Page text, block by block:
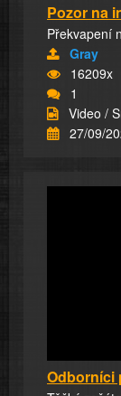
Pozor na
Překvapení
Gray
16209x
1
Video /
27/09/
Odborníci